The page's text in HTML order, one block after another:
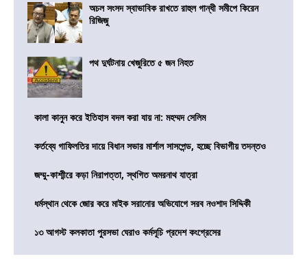
অচল সংসদ স্বাভাবিক রাখতে রাহুল গান্ধী সমীপে কিরেন
রিজিজু
পথ দুর্ঘটনায় খেজুরিতে ৫ জন নিহত
কালা কানুন করে ইতিহাস বদল করা যায় না: মহম্মদ সেলিম
কর্তব্যে গাফিলতির দায়ে বিধান সভার মার্শাল সাসপেন্ড, হচ্ছে বিভাগীয় তদন্তও
জম্মু-কাশ্মীরে কড়া নিরাপত্তা, স্থগিত অমরনাথ যাত্রা
ধর্মস্থান থেকে জোর করে মাইক সরানোর অভিযোগে সরব নওশাদ সিদ্দিকী
১৩ আগস্ট কলকাতা পুরসভা ঘেরাও কর্মসূচি প্রদেশ কংগ্রেসের